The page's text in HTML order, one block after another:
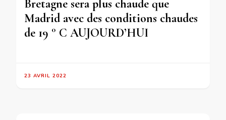
Bretagne sera plus chaude que
Madrid avec des conditions chaudes
de 19 ° C AUJOURD’HUI
23 AVRIL 2022